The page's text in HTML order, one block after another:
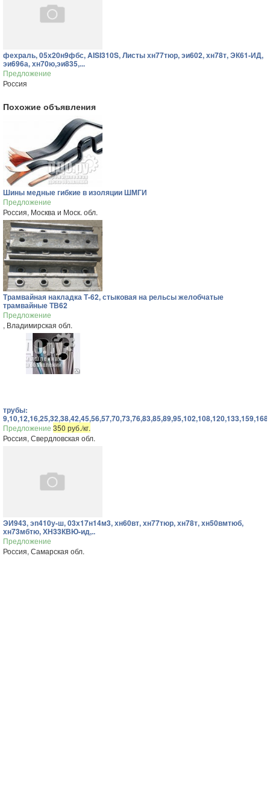
фехраль, 05х20н9фбс, AISI310S, Листы хн77тюр, эи602, хн78т, ЭК61-ИД,
эи696а, хн70ю,эи835,...
Предложение
Россия
Похожие объявления
Шины медные гибкие в изоляции ШМГИ
Предложение
Россия, Москва и Моск. обл.
Трамвайная накладка Т-62, стыковая на рельсы желобчатые
трамвайные ТВ62
Предложение
, Владимирская обл.
трубы:
Предложение 350 руб./кг.
Россия, Свердловская обл.
ЭИ943, эп410у-ш, 03х17н14м3, хн60вт, хн77тюр, хн78т, хн50вмтюб,
хн73мбтю, ХН33КВЮ-ид,..
Предложение
Россия, Самарская обл.